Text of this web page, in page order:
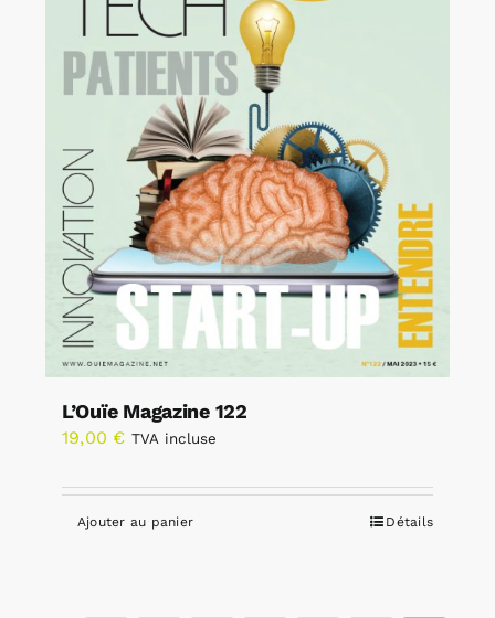
L’Ouïe Magazine 122
19,00 € TVA incluse
Ajouter au panier Détails